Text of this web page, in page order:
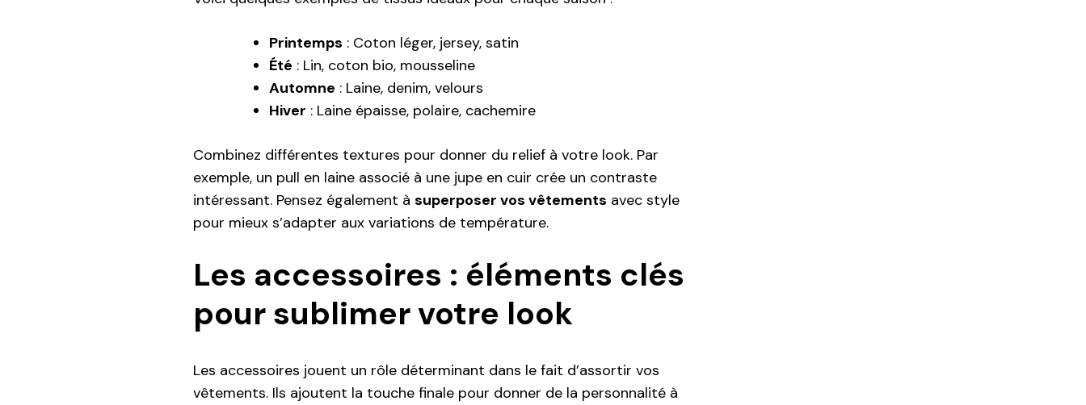
Printemps : Coton léger, jersey, satin
Été : Lin, coton bio, mousseline
Automne : Laine, denim, velours
Hiver : Laine épaisse, polaire, cachemire
Combinez différentes textures pour donner du relief à votre look. Par
exemple, un pull en laine associé à une jupe en cuir crée un contraste
intéressant. Pensez également à superposer vos vêtements avec style
pour mieux s’adapter aux variations de température.
Les accessoires : éléments clés
pour sublimer votre look
Les accessoires jouent un rôle déterminant dans le fait d’assortir vos
vêtements. Ils ajoutent la touche finale pour donner de la personnalité à